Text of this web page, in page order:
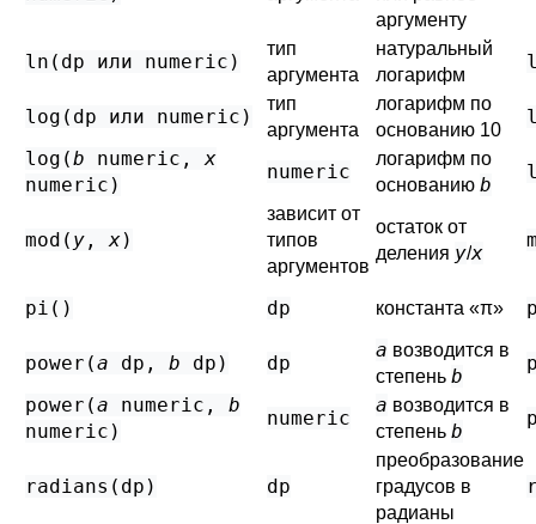
аргументу
ln( dp или numeric )
тип
аргумента
натуральный
логарифм
log( dp или numeric )
тип
аргумента
логарифм по
основанию 10
log(b numeric ,x
numeric )
numeric
логарифм по
основанию b
mod( y ,x)
зависит от
типов
аргументов
остаток от
деления y/x
pi() dp константа «π»
power(a dp , b dp ) dp
a возводится в
степень b
power(a numeric , b
numeric )
numeric
a возводится в
степень b
radians( dp ) dp
преобразование
градусов в
радианы